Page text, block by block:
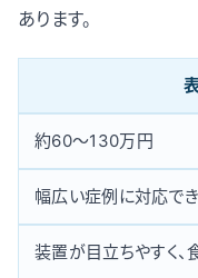
あります。
約60〜130万円
幅広い症例に対応で
装置が目立ちやすく、